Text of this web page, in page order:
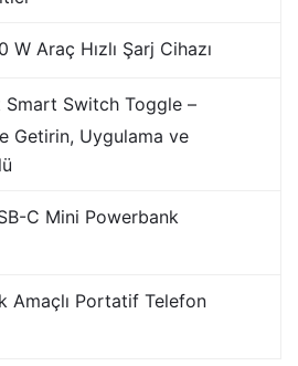
W Araç Hızlı Şarj Cihazı
Smart Switch Toggle –
Getirin, Uygulama ve
C Mini Powerbank
Amaçlı Portatif Telefon